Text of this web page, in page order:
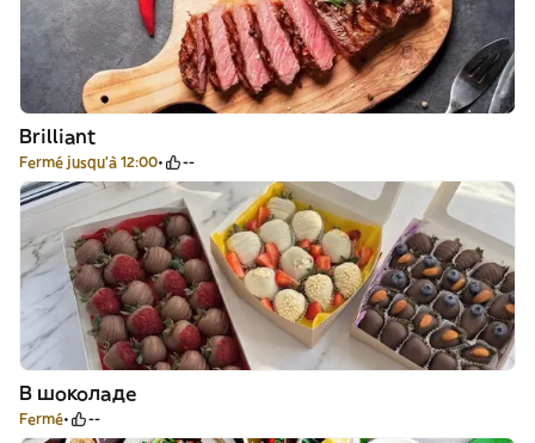
Brilliant
Fermé jusqu'à 12:00 --
В шоколаде
Fermé --